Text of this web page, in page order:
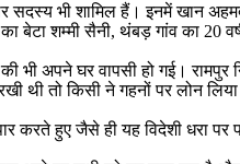
भी शामिल हैं। इनमें खान
बेटा शम्मी सैनी, थंबड़ गांव का 20
अपने घर वापसी हो गई। रामपुर
थी तो किसी ने गहनों पर लोन
हुए जैसे ही यह विदेशी धरा